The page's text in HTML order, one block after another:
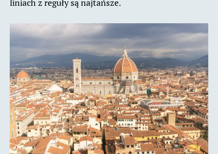
liniach z reguły są najtańsze.